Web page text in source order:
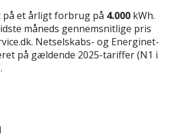
på et årligt forbrug på 4.000 kWh.
måneds gennemsnitlige pris
Netselskabs- og Energinet-
på gældende 2025-tariffer (N1 i